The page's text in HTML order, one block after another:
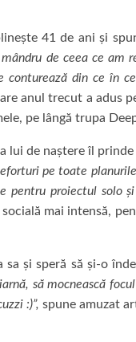
41 de ani și
de ceea ce am
conturează din ce în
anul trecut a adus
pe lângă trupa
lui de naștere îl
pe toate
pentru proiectul solo
mai intensă,
și speră să și-o
să mocnească
:)”, spune amuzat